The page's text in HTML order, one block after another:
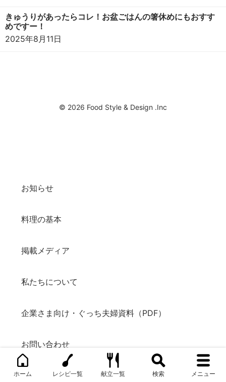
きゅうりがあったらコレ！お盆ごはんの箸休めにもおすす
めですー！
2025年8月11日
© 2026 Food Style & Design .Inc
ホーム レシピ一覧 献立一覧 検索 メニュー
お知らせ
料理の基本
掲載メディア
私たちについて
企業さま向け・ぐっち夫婦資料（PDF）
お問い合わせ